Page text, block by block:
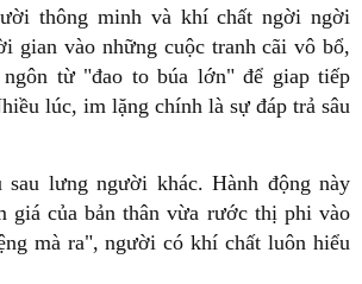
thông minh và khí chất ngời ngời
gian vào những cuộc tranh cãi vô bổ,
ngôn từ "đao to búa lớn" để giap tiếp
lúc, im lặng chính là sự đáp trả sâu
lưng người khác. Hành động này
giá của bản thân vừa rước thị phi vào
mà ra", người có khí chất luôn hiểu